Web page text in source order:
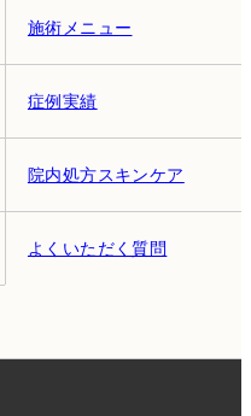
施術メニュー
症例実績
院内処方スキンケア
よくいただく質問